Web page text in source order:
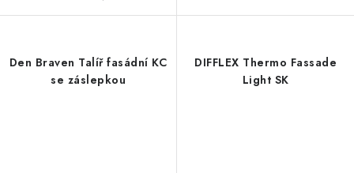
Den Braven Talíř fasádní KC
se záslepkou
DIFFLEX Thermo Fassade
Light SK